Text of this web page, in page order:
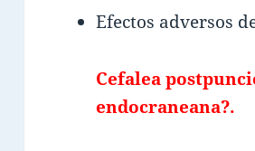
Efectos adversos
Cefalea
endocraneana?.